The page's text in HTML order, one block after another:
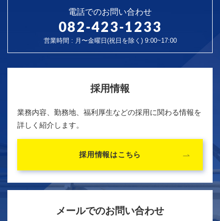
電話でのお問い合わせ
082-423-1233
営業時間 : 月〜金曜日(祝日を除く) 9:00~17:00
採用情報
業務内容、勤務地、福利厚生などの採用に関わる情報を
詳しく紹介します。
採用情報はこちら
メールでのお問い合わせ